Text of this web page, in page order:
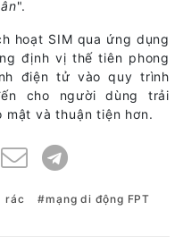
".
hoạt SIM qua ứng dụng
định vị thế tiên phong
điện tử vào quy trình
cho người dùng trải
mật và thuận tiện hơn.
rác
mạng di động FPT